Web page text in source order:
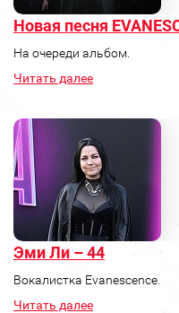
Новая песня
На очереди альбом.
Читать далее
Эми Ли – 44
Вокалистка Evanescence.
Читать далее